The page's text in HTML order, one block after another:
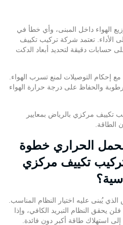
الهواء داخل المبنى، وأي خطأ في
الأداء. تعتمد شركة تركيب تكييف
حسابات دقيقة لتحديد أبعاد الدكت
إحكام التوصيلات لمنع تسرب الهواء.
والحفاظ على درجة حرارة الهواء
تكييف مركزي بالرياض بمعايير
الطاقة.
الحراري خطوة
تكييف مركزي
يُبنى عليه اختيار النظام المناسب.
يحقق النظام التبريد الكافي، وإذا
استهلاك طاقة أكبر دون فائدة.